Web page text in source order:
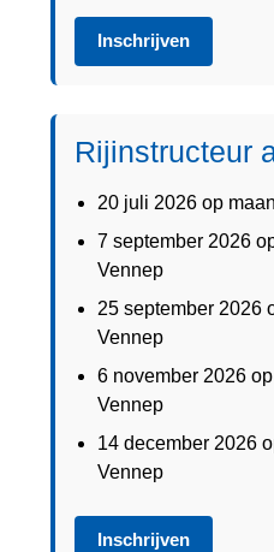
Inschrijven
Rijinstructeur
20 juli 2026 op
7 september 2026
Vennep
25 september 2026
Vennep
6 november 2026
Vennep
14 december 2026
Vennep
Inschrijven